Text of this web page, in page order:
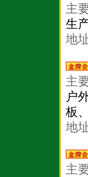
主
生
地
主
户
板
地
主